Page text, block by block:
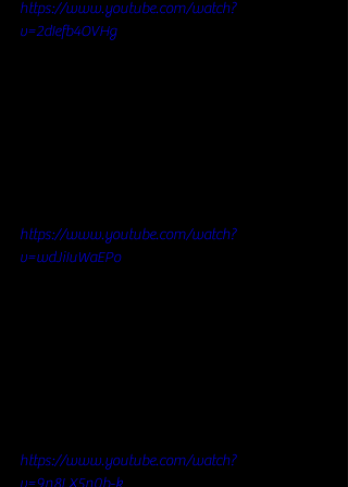
https://www.youtube.com/watch?
v=2dIefb4OVHg
https://www.youtube.com/watch?
v=wdJiIuWaEPo
https://www.youtube.com/watch?
v=9n8LX5n0b-k